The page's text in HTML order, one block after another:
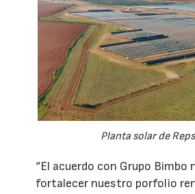
Planta solar de
“El acuerdo con Grupo Bimbo
fortalecer nuestro porfolio